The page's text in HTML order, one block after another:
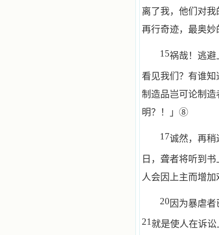
离了我，他们对
再行奇迹，最奥
15祸哉！逃避
看见我们？有谁知
制造品岂可论制
明？！」⑧
17诚然，再稍
日，聋者将听到
人会因上主而增
20 因为暴虐
21 就是使人在诉